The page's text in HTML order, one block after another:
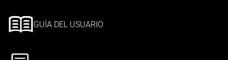
GUÍA DEL USUARIO